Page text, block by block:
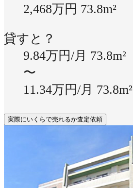
2,468万円 73.8m²
貸すと？
9.84万円/月 73.8m²
〜
11.34万円/月 73.8m²
実際にいくらで売れるか査定依頼